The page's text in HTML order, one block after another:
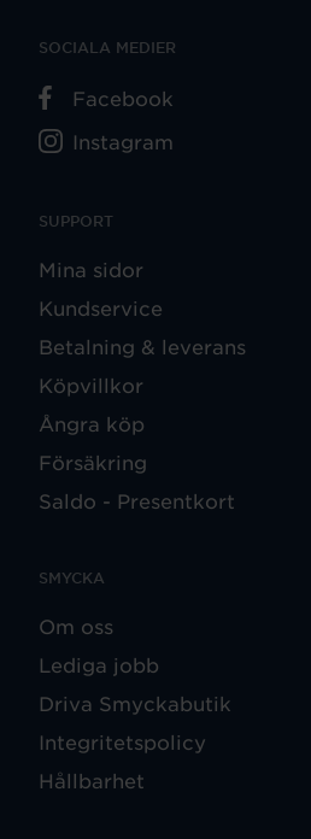
SUPPORT
Mina sidor
Kundservice
Betalning & leverans
Köpvillkor
Ångra köp
Försäkring
Saldo - Presentkort
SMYCKA
Om oss
Lediga jobb
Driva Smyckabutik
Integritetspolicy
Hållbarhet
SOCIALA MEDIER
Facebook
Instagram